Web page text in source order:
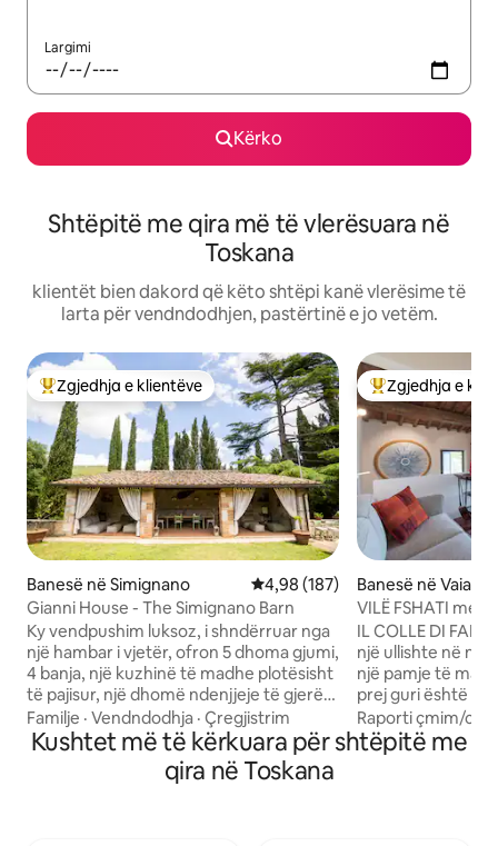
Largimi
Kërko
Shtëpitë me qira më të vlerësuara në
Toskana
klientët bien dakord që këto shtëpi kanë vlerësime të
larta për vendndodhjen, pastërtinë e jo vetëm.
Më të mirat e zgjedhjeve të klientëve
Zgjedhja e klientëve
Banesë në Simignano Vlerësimi mesatar 4,98 nga 5,
4,98 (187)
Gianni House - The Simignano Barn
Ky vendpushim luksoz, i shndërruar nga
një hambar i vjetër, ofron 5 dhoma gjumi,
4 banja, një kuzhinë të madhe plotësisht
të pajisur, një dhomë ndenjjeje të gjerë,
një kopsht të madh privat me
vendparkim, një vaskë me hidromasazh,
një oborr me divane, një skarë, një vatër
zjarri dhe një kuzhinë të jashtme. Ideale
Familje · Vendndodhja · Çregjistrim
Më të mirat e
Zgjedhja e
Banesë në Vaiano
VILË FSHATI me
Firences
IL COLLE DI
një ullishte në një
një pamje të
prej guri është
jashtëzakonshme
karavanserai disa
pozicion
Raporti çmim/
Kushtet më të kërkuara për shtëpitë me
qira në Toskana